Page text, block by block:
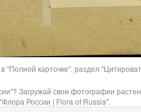
карточке", раздел
Загружай свои фотографии
России | Flora of Russia".